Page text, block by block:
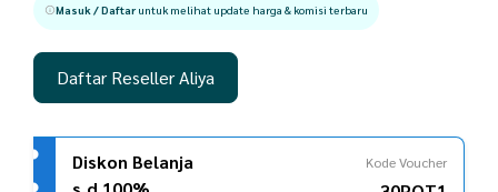
Masuk / Daftaruntuk melihat update harga & komisi terbaru
Daftar Reseller Aliya
Diskon Belanja
Kode Voucher